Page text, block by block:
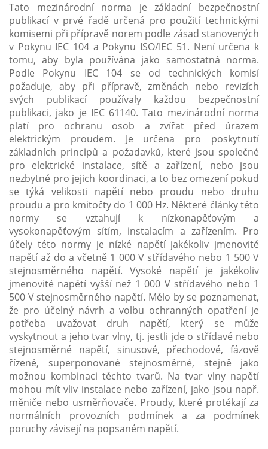
Tato mezinárodní norma je základní bezpečnostní
publikací v prvé řadě určená pro použití technickými
komisemi při přípravě norem podle zásad stanovených
v Pokynu IEC 104 a Pokynu ISO/IEC 51. Není určena k
tomu, aby byla používána jako samostatná norma.
Podle Pokynu IEC 104 se od technických komisí
požaduje, aby při přípravě, změnách nebo revizích
svých publikací používaly každou bezpečnostní
publikaci, jako je IEC 61140. Tato mezinárodní norma
platí pro ochranu osob a zvířat před úrazem
elektrickým proudem. Je určena pro poskytnutí
základních principů a požadavků, které jsou společné
pro elektrické instalace, sítě a zařízení, nebo jsou
nezbytné pro jejich koordinaci, a to bez omezení pokud
se týká velikosti napětí nebo proudu nebo druhu
proudu a pro kmitočty do 1 000 Hz. Některé články této
normy se vztahují k nízkonapěťovým a
vysokonapěťovým sítím, instalacím a zařízením. Pro
účely této normy je nízké napětí jakékoliv jmenovité
napětí až do a včetně 1 000 V střídavého nebo 1 500 V
stejnosměrného napětí. Vysoké napětí je jakékoliv
jmenovité napětí vyšší než 1 000 V střídavého nebo 1
500 V stejnosměrného napětí. Mělo by se poznamenat,
že pro účelný návrh a volbu ochranných opatření je
potřeba uvažovat druh napětí, který se může
vyskytnout a jeho tvar vlny, tj. jestli jde o střídavé nebo
stejnosměrné napětí, sinusové, přechodové, fázově
řízené, superponované stejnosměrné, stejně jako
možnou kombinaci těchto tvarů. Na tvar vlny napětí
mohou mít vliv instalace nebo zařízení, jako jsou např.
měniče nebo usměrňovače. Proudy, které protékají za
normálních provozních podmínek a za podmínek
poruchy závisejí na popsaném napětí.